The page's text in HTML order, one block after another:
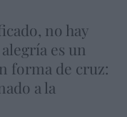
no hay
es un
forma de cruz:
a la